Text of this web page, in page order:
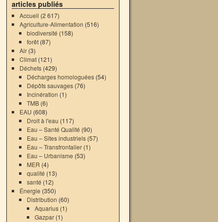
articles publiés
Accueil (2 617)
Agriculture-Alimentation (516)
biodiversité (158)
forêt (87)
Air(3)
Climat(121)
Déchets(429)
Décharges homologuées (54)
Dépôts sauvages (76)
Incinération (1)
TMB (6)
EAU (608)
Droit à l'eau (117)
Eau – Santé Qualité (90)
Eau – Sites industriels (57)
Eau – Transfrontalier (1)
Eau – Urbanisme (53)
MER (4)
qualité (13)
santé (12)
Énergie (350)
Distribution (60)
Aquarius(1)
Gazpar(1)